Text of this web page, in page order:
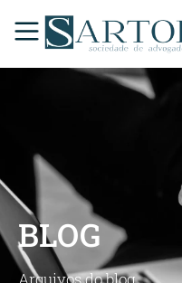
BLOG
Arquivos do blog